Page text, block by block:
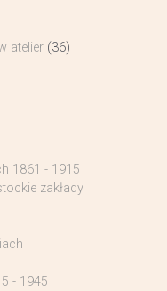
atelier (36)
1861 - 1915
zakłady
- 1945